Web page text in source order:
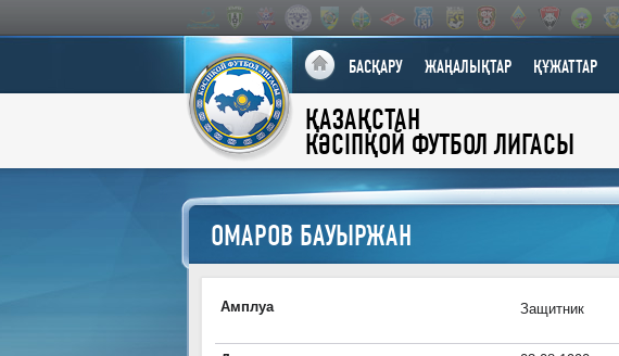
БАСҚАРУ ЖАҢАЛЫҚТАР ҚҰЖАТТАР
ҚАЗАҚСТАН
КӘСІПҚОЙ ФУТБОЛ ЛИГАСЫ
ОМАРОВ БАУЫРЖАН
Амплуа Защитник